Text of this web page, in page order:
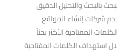
بالبحث والتحليل الدقيق
شركات إنشاء المواقع
المفتاحية الأكثر بحثاً
استهداف الكلمات المفتاحية